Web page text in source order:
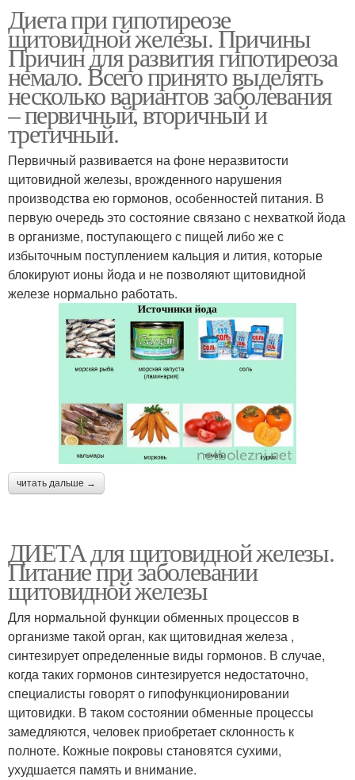
Диета при гипотиреозе
щитовидной железы. Причины
Причин для развития гипотиреоза
немало. Всего принято выделять
несколько вариантов заболевания
– первичный, вторичный и
третичный.
Первичный развивается на фоне неразвитости
щитовидной железы, врожденного нарушения
производства ею гормонов, особенностей питания. В
первую очередь это состояние связано с нехваткой йода
в организме, поступающего с пищей либо же с
избыточным поступлением кальция и лития, которые
блокируют ионы йода и не позволяют щитовидной
железе нормально работать.
читать дальше →
ДИЕТА для щитовидной железы.
Питание при заболевании
щитовидной железы
Для нормальной функции обменных процессов в
организме такой орган, как щитовидная железа ,
синтезирует определенные виды гормонов. В случае,
когда таких гормонов синтезируется недостаточно,
специалисты говорят о гипофункционировании
щитовидки. В таком состоянии обменные процессы
замедляются, человек приобретает склонность к
полноте. Кожные покровы становятся сухими,
ухудшается память и внимание.